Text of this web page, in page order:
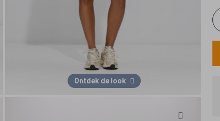
Ontdek de look